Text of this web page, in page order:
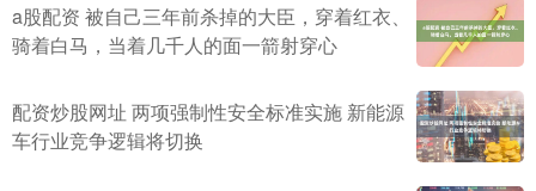
a股配资 被自己三年前杀掉的大臣，穿着红衣、
骑着白马，当着几千人的面一箭射穿心
配资炒股网址 两项强制性安全标准实施 新能源
车行业竞争逻辑将切换